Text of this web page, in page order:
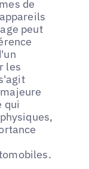
de
peut
les
qui